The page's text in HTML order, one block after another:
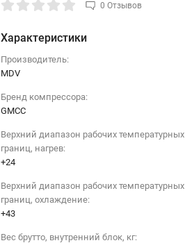
0 Отзывов
Характеристики
Производитель:
MDV
Бренд компрессора:
GMCC
Верхний диапазон рабочих температурных
границ, нагрев:
+24
Верхний диапазон рабочих температурных
границ, охлаждение:
+43
Вес брутто, внутренний блок, кг: